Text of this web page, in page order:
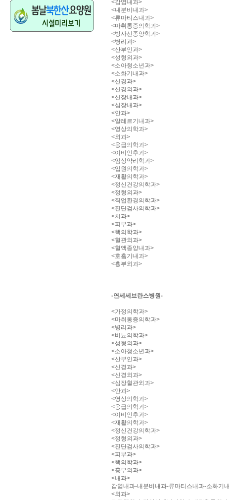
<감염내과>
<내분비내과>
<류마티스내과>
<마취통증의학과>
<방사선종양학과>
<병리과>
<산부인과>
<성형외과>
<소아청소년과>
<소화기내과>
<신경과>
<신경외과>
<신장내과>
<심장내과>
<안과>
<알레르기내과>
<영상의학과>
<외과>
<응급의학과>
<이비인후과>
<임상약리학과>
<입원의학과>
<재활의학과>
<정신건강의학과>
<정형외과>
<직업환경의학과>
<진단검사의학과>
<치과>
<피부과>
<핵의학과>
<혈관외과>
<혈액종양내과>
<호흡기내과>
<흉부외과>
-연세세브란스병원-
<가정의학과>
<마취통증의학과>
<병리과>
<비뇨의학과>
<성형외과>
<소아청소년과>
<산부인과>
<신경과>
<신경외과>
<심장혈관외과>
<안과>
<영상의학과>
<응급의학과>
<이비인후과>
<재활의학과>
<정신건강의학과>
<정형외과>
<진단검사의학과>
<피부과>
<핵의학과>
<흉부외과>
<내과>
감염내과-내분비내과-류마티스내과-소화기
<외과>